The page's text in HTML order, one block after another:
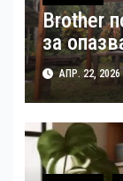
Brother
за
АПР. 22, 2026